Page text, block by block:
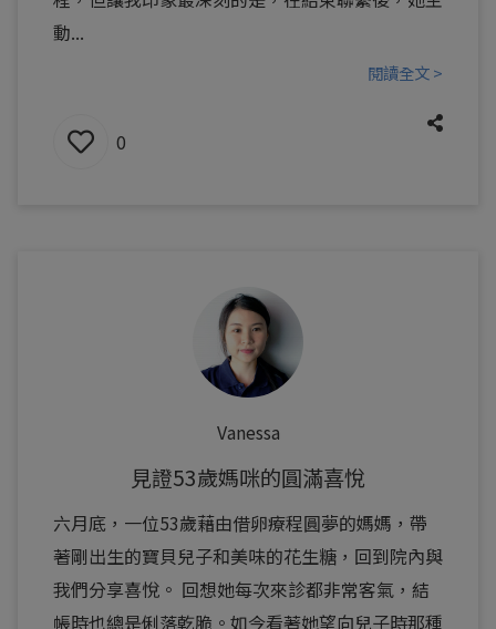
動...
閱讀全文 >
0
Vanessa
見證53歲媽咪的圓滿喜悅
六月底，一位53歲藉由借卵療程圓夢的媽媽，帶
著剛出生的寶貝兒子和美味的花生糖，回到院內與
我們分享喜悅。 回想她每次來診都非常客氣，結
帳時也總是俐落乾脆。如今看著她望向兒子時那種